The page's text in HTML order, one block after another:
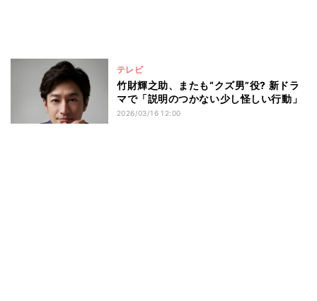
テレビ
竹財輝之助、またも“クズ男”役? 新ドラ
マで「説明のつかない少し怪しい行動」
2026/03/16 12:00